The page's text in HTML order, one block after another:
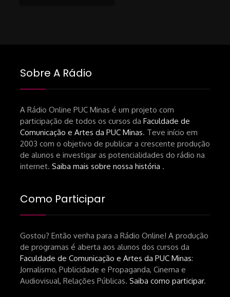
Sobre A Rádio
A Rádio Online PUC Minas é um projeto com
participação de todos os cursos da Faculdade de
Comunicação e Artes da PUC Minas. Teve início em
2003 com o objetivo de publicar a crescente produção
de alunos e investigar as potencialidades do rádio na
internet. Saiba mais sobre nossa história .
Como Participar
Gostou? Então venha para a Rádio Online! A produção
de programas é aberta aos alunos dos cursos da
Faculdade de Comunicação e Artes da PUC Minas:
Jornalismo, Publicidade e Propaganda, Cinema e
Audiovisual, Relações Públicas. Saiba como participar.